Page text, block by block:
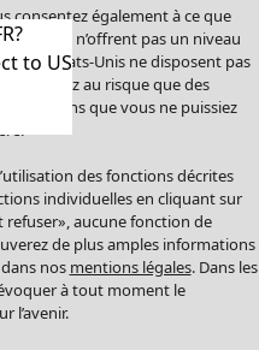
to US
consentez également à ce que
Unis n’offrent pas un niveau
Les États-Unis ne disposent pas
exposez au risque que des
sans que vous ne puissiez
des fonctions décrites
individuelles en cliquant sur
refuser», aucune fonction de
de plus amples informations
nos mentions légales. Dans les
à tout moment le
l’avenir.